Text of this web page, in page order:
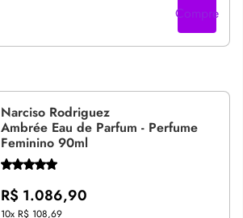
Compre
Narciso Rodriguez
Ambrée Eau de Parfum - Perfume
Feminino 90ml
R$ 1.086,90
10x R$ 108,69